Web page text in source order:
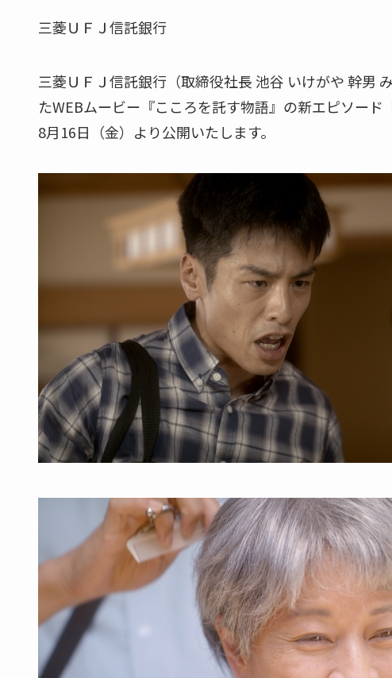
三菱ＵＦＪ信託銀行
三菱ＵＦＪ信託銀行（取締役社長 池谷 いけがや 幹男
たWEBムービー『こころを託す物語』の新エピソー
8月16日（金）より公開いたします。